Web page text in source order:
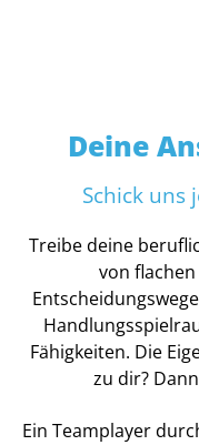
Deine
Schick uns
Treibe deine
von
Fähigkeiten. Die
zu dir?
Ein Teamplayer